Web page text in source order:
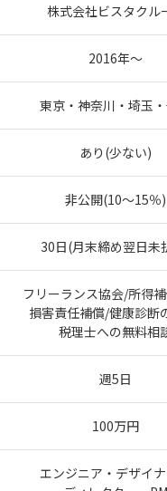
株式会社ビスタクル
2016年～
東京・神奈川・埼玉
あり(少ない)
非公開(10～15％)
30日(月末締め翌日未
フリーランス協会/所得
損害責任補償/健康診断
税理士への無料相
週5日
100万円
エンジニア・デザイ